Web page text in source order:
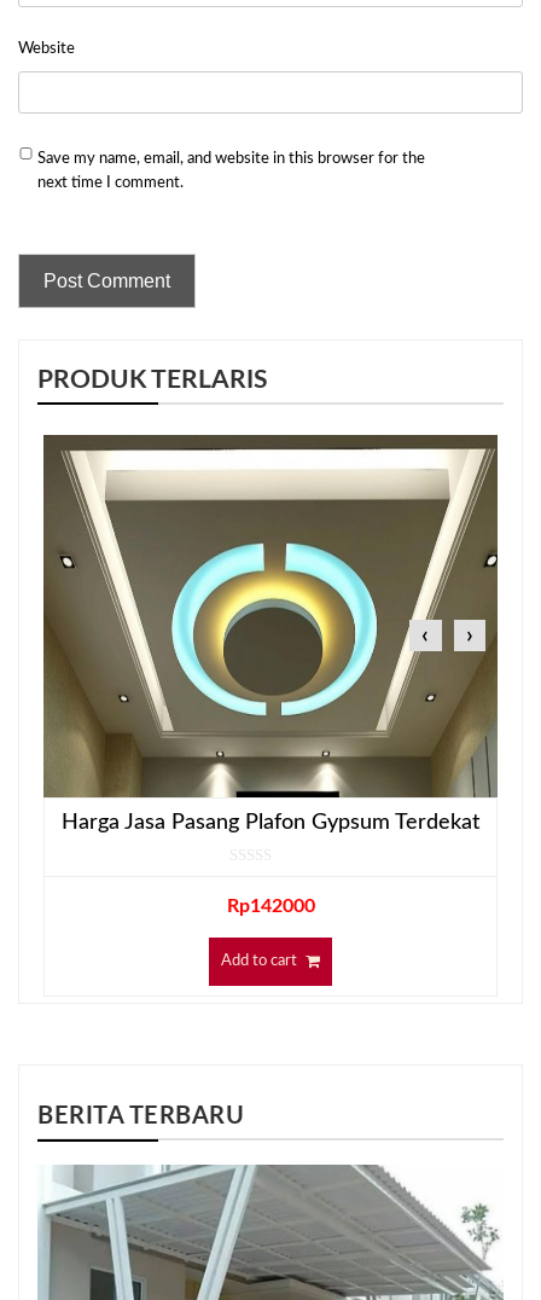
Website
Save my name, email, and website in this browser for the
next time I comment.
PRODUK TERLARIS
Harga Jasa Pasang Plafon Gypsum Terdekat
Rp142000
Add to cart
BERITA TERBARU
‹ ›